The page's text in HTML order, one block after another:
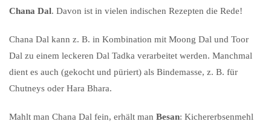
Chana Dal. Davon ist in vielen indischen Rezepten die Rede!
Chana Dal kann z. B. in Kombination mit Moong Dal und Toor
Dal zu einem leckeren Dal Tadka verarbeitet werden. Manchmal
dient es auch (gekocht und püriert) als Bindemasse, z. B. für
Chutneys oder Hara Bhara.
Mahlt man Chana Dal fein, erhält man Besan: Kichererbsenmehl